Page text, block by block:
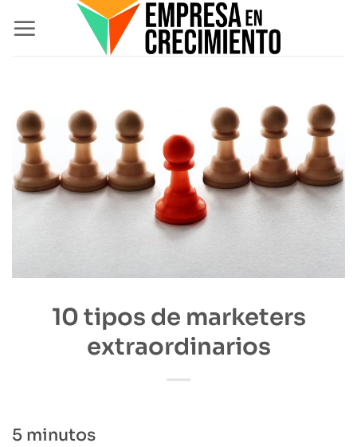
10 tipos de marketers
extraordinarios
5 minutos